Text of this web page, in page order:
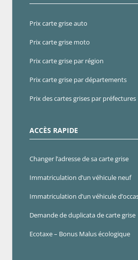
Prix carte grise auto
Prix carte grise moto
Prix carte grise par région
Prix carte grise par départements
Prix des cartes grises par préfectures
ACCÈS RAPIDE
Changer l’adresse de sa carte grise
Immatriculation d’un véhicule neuf
Immatriculation d’un véhicule
Demande de duplicata de carte grise
Ecotaxe – Bonus Malus écologique